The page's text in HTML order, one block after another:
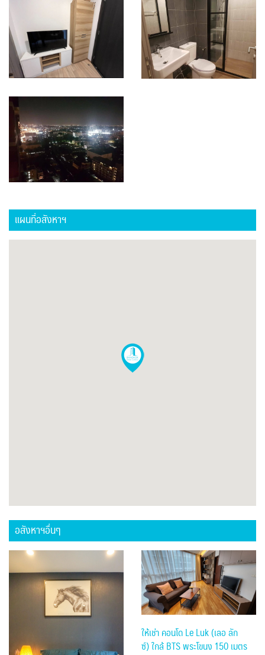
แผนที่อสังหาฯ
อสังหาฯอื่นๆ
ให้เช่า คอนโด Le Luk (เลอ ลัก
ซ์) ใกล้ BTS พระโขนง 150 เมตร